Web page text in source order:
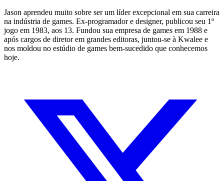
Jason aprendeu muito sobre ser um líder excepcional em sua carreira
na indústria de games. Ex-programador e designer, publicou seu 1º
jogo em 1983, aos 13. Fundou sua empresa de games em 1988 e
após cargos de diretor em grandes editoras, juntou-se à Kwalee e
nos moldou no estúdio de games bem-sucedido que conhecemos
hoje.